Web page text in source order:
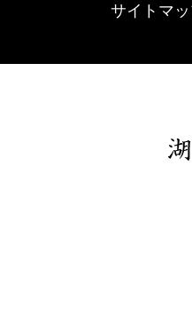
サイトマ